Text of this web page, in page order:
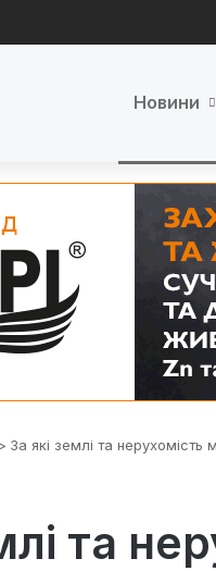
Новини
> За які землі та
та